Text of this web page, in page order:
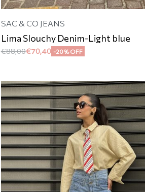
SAC & CO JEANS
Lima Slouchy Denim-Light blue
€88,00€70,40 -20% OFF